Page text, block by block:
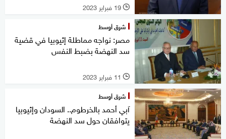
l 19 فبراير 2023
شرق أوسط
مصر: نواجه مماطلة إثيوبيا في قضية
سد النهضة بضبط النفس
l 11 فبراير 2023
شرق أوسط
آبي أحمد بالخرطوم.. السودان وإثيوبيا
يتوافقان حول سد النهضة